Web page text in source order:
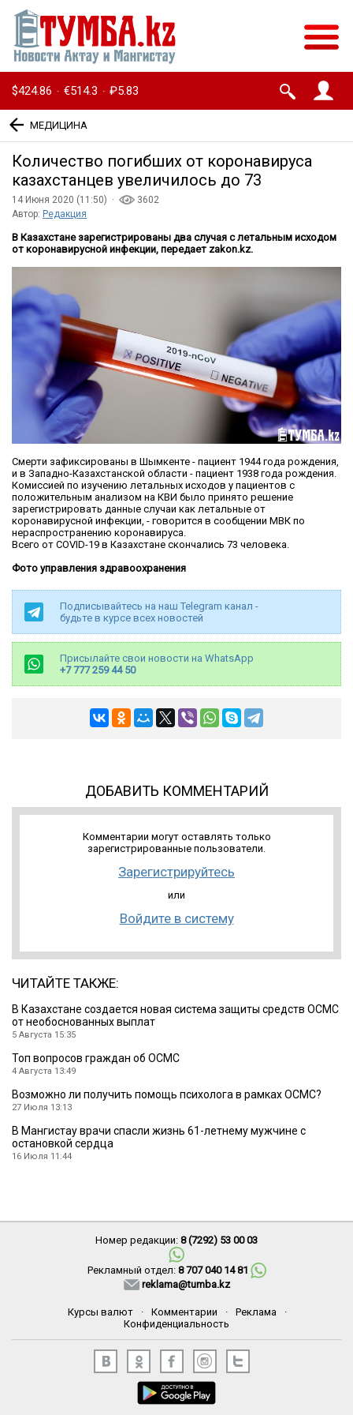
$424.86 · €514.3 · ₽5.83
МЕДИЦИНА
Количество погибших от коронавируса
казахстанцев увеличилось до 73
14 Июня 2020 (11:50) ·
3602
Автор: Редакция
В Казахстане зарегистрированы два случая с летальным исходом
от коронавирусной инфекции, передает zakon.kz.
Смерти зафиксированы в Шымкенте - пациент 1944 года рождения,
и в Западно-Казахстанской области - пациент 1938 года рождения.
Комиссией по изучению летальных исходов у пациентов с
положительным анализом на КВИ было принято решение
зарегистрировать данные случаи как летальные от
коронавирусной инфекции, - говорится в сообщении МВК по
нераспространению коронавируса.
Всего от COVID-19 в Казахстане скончались 73 человека.
Фото управления здравоохранения
Подписывайтесь на наш Telegram канал -
будьте в курсе всех новостей
Присылайте свои новости на WhatsApp
+7 777 259 44 50
ДОБАВИТЬ КОММЕНТАРИЙ
Комментарии могут оставлять только
зарегистрированные пользователи.
Зарегистрируйтесь
или
Войдите в систему
ЧИТАЙТЕ ТАКЖЕ:
В Казахстане создается новая система защиты средств ОСМС
от необоснованных выплат
5 Августа 15:35
Топ вопросов граждан об ОСМС
4 Августа 13:49
Возможно ли получить помощь психолога в рамках ОСМС?
27 Июля 13:13
В Мангистау врачи спасли жизнь 61-летнему мужчине с
остановкой сердца
16 Июля 11:44
Номер редакции: 8 (7292) 53 00 03
Рекламный отдел: 8 707 040 14 81
reklama@tumba.kz
Курсы валют · Комментарии · Реклама
·
Конфиденциальность